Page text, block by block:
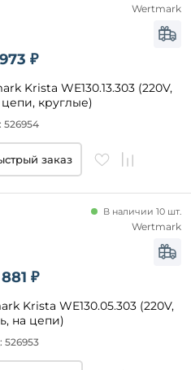
₽
Krista WE130.13.303 (220V,
цепи, круглые)
526954
Wertmark
заказ
₽
Krista WE130.05.303 (220V,
на цепи)
В наличии 10 шт.
526953
Wertmark